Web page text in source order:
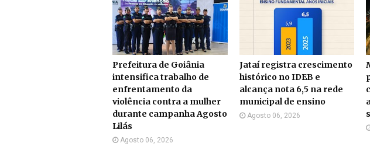
Prefeitura de Goiânia
intensifica trabalho de
enfrentamento da
violência contra a mulher
durante campanha Agosto
Lilás
Agosto 06, 2026
Jataí registra crescimento
histórico no IDEB e
alcança nota 6,5 na rede
municipal de ensino
Agosto 06, 2026